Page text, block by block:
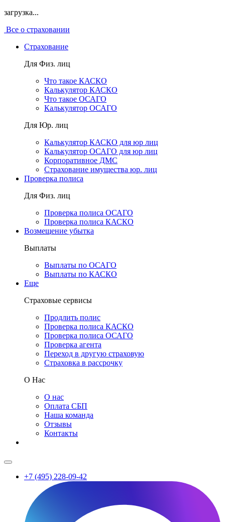
загрузка...
Все о страховании
Страхование
Для Физ. лиц
Что такое КАСКО
Калькулятор КАСКО
Что такое ОСАГО
Калькулятор ОСАГО
Для Юр. лиц
Калькулятор КАСКО для юр лиц
Калькулятор ОСАГО для юр лиц
Корпоративное ДМС
Страхование имущества юр. лиц
Проверка полиса
Для Физ. лиц
Проверка полиса ОСАГО
Проверка полиса КАСКО
Возмещение убытка
Выплаты
Выплаты по ОСАГО
Выплаты по КАСКО
Еще
Страховые сервисы
Продлить полис
Проверка полиса КАСКО
Проверка полиса ОСАГО
Проверка агента
Переход в другую страховую
Страховка в рассрочку
О Нас
О нас
Оплата СБП
Наша команда
Отзывы
Контакты
+7 (495) 228-09-42